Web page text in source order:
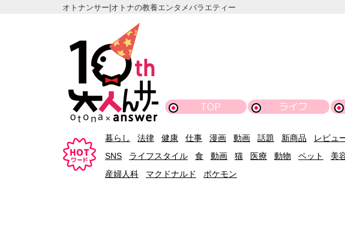
オトナンサー|オトナの教養エンタメバラエティー
TOP ライフ
暮らし 法律 健康 仕事 漫画 動画 話題 新商品
レビュ
SNS
ライフスタイル 食 動画 猫 医療 動物 ペット 美
産婦人科
マクドナルド ポケモン